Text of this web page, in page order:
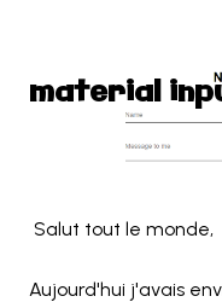
material
Salut tout le monde,
Aujourd'hui j'avais